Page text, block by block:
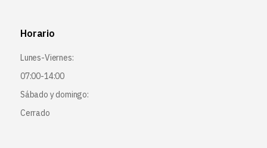
Horario
Lunes-Viernes:
07:00-14:00
Sábado y domingo:
Cerrado